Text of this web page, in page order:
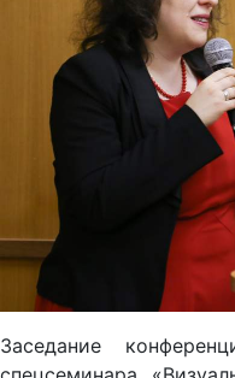
Заседание